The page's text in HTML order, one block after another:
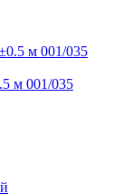
м 001/035